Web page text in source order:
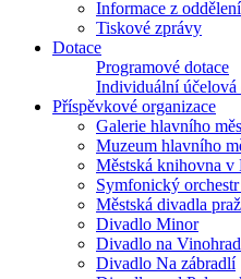
Informace z
Tiskové zprávy
Dotace
Programové dotace
Individuální účelová
Příspěvkové organizace
Galerie hlavního
Muzeum hlavního
Městská knihovna v
Symfonický
Městská divadla
Divadlo Minor
Divadlo na
Divadlo Na zábradlí